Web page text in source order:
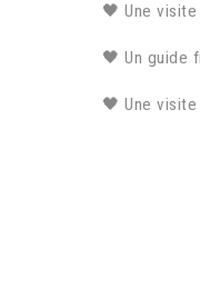
🖤 Une
🖤 Un guide
🖤 Une